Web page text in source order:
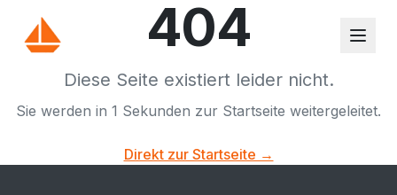
404
Diese Seite existiert leider nicht.
Sie werden in 1 Sekunden zur Startseite weitergeleitet.
Direkt zur Startseite →